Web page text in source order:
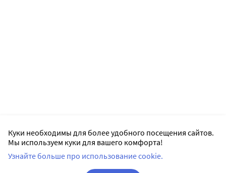
Куки необходимы для более удобного посещения сайтов.
Мы используем куки для вашего комфорта!
Узнайте больше про использование cookie.